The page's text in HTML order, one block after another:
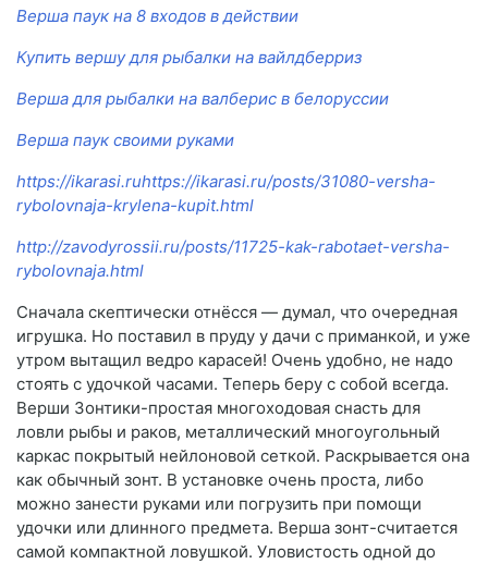
Верша паук на 8 входов в действии
Купить вершу для рыбалки на вайлдберриз
Верша для рыбалки на валберис в белоруссии
Верша паук своими руками
https://ikarasi.ruhttps://ikarasi.ru/posts/31080-versha-
rybolovnaja-krylena-kupit.html
http://zavodyrossii.ru/posts/11725-kak-rabotaet-versha-
rybolovnaja.html
Сначала скептически отнёсся — думал, что очередная
игрушка. Но поставил в пруду у дачи с приманкой, и уже
утром вытащил ведро карасей! Очень удобно, не надо
стоять с удочкой часами. Теперь беру с собой всегда.
Верши Зонтики-простая многоходовая снасть для
ловли рыбы и раков, металлический многоугольный
каркас покрытый нейлоновой сеткой. Раскрывается она
как обычный зонт. В установке очень проста, либо
можно занести руками или погрузить при помощи
удочки или длинного предмета. Верша зонт-считается
самой компактной ловушкой. Уловистость одной до